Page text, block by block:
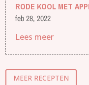
RODE KOOL MET
feb 28, 2022
Lees meer
MEER RECEPTEN